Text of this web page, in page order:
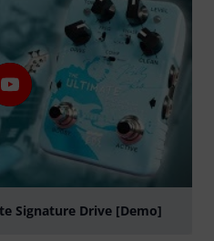
Signature Drive [Demo]